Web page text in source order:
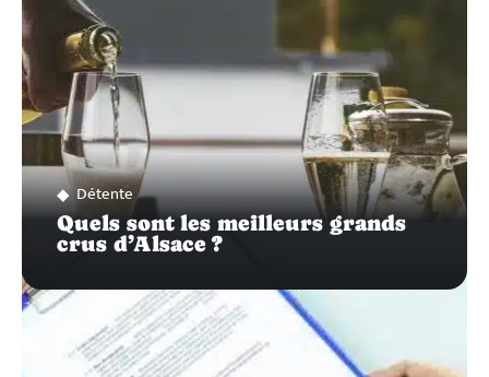
Détente
Quels sont les meilleurs grands
crus d’Alsace ?